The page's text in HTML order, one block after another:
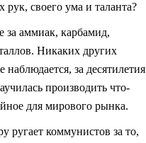
рук, своего ума и таланта?
за аммиак, карбамид,
Никаких других
за десятилетия
производить что-
для мирового рынка.
ругает коммунистов за то,